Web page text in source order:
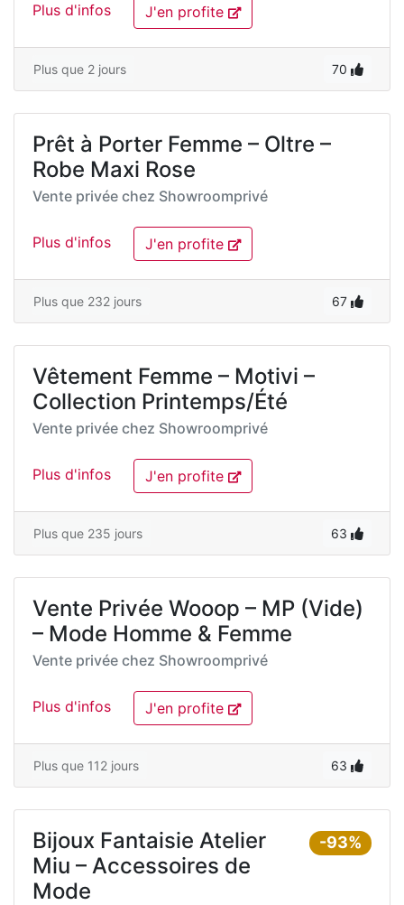
Plus d'infos J'en profite
Plus que 2 jours 70
Prêt à Porter Femme – Oltre –
Robe Maxi Rose
Vente privée chez Showroomprivé
Plus d'infos J'en profite
Plus que 232 jours 67
Vêtement Femme – Motivi –
Collection Printemps/Été
Vente privée chez Showroomprivé
Plus d'infos J'en profite
Plus que 235 jours 63
Vente Privée Wooop – MP (Vide)
– Mode Homme & Femme
Vente privée chez Showroomprivé
Plus d'infos J'en profite
Plus que 112 jours 63
-93%
Bijoux Fantaisie Atelier
Miu – Accessoires de
Mode